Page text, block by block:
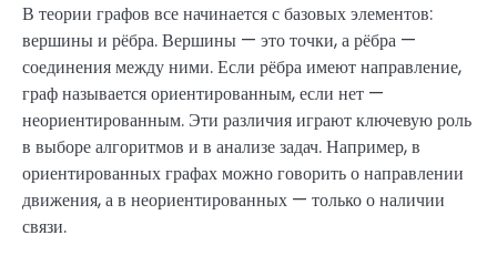
В теории графов все начинается с базовых элементов:
вершины и рёбра. Вершины — это точки, а рёбра —
соединения между ними. Если рёбра имеют направление,
граф называется ориентированным, если нет —
неориентированным. Эти различия играют ключевую роль
в выборе алгоритмов и в анализе задач. Например, в
ориентированных графах можно говорить о направлении
движения, а в неориентированных — только о наличии
связи.